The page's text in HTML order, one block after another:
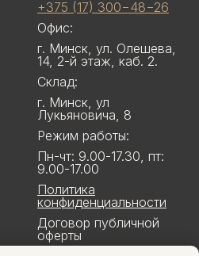
+375 (17) 300−48−26
Офис:
г. Минск, ул. Олешева,
14, 2-й этаж, каб. 2.
Склад:
г. Минск, ул
Лукьяновича, 8
Режим работы:
Пн-чт: 9.00-17.30, пт:
9.00-17.00
Политика
конфиденциальности
Договор публичной
оферты